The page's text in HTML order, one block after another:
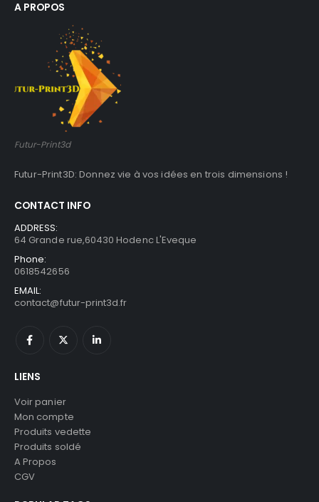
A PROPOS
Futur-Print3d
Futur-Print3D: Donnez vie à vos idées en trois dimensions !
CONTACT INFO
ADDRESS:
64 Grande rue,60430 Hodenc L'Eveque
Phone:
0618542656
EMAIL:
contact@futur-print3d.fr
LIENS
Voir panier
Mon compte
Produits vedette
Produits soldé
A Propos
CGV